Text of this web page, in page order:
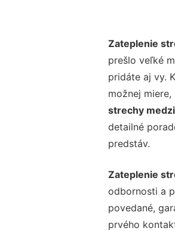
Zateplenie
prešlo veľké
pridáte aj vy.
možnej
strechy
detailné
predstáv.
Zateplenie
odbornosti a
povedané,
prvého